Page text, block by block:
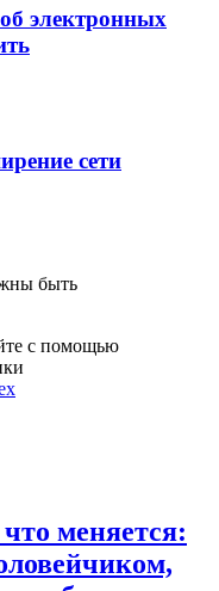
электронных
сети
быть
с помощью
меняется: